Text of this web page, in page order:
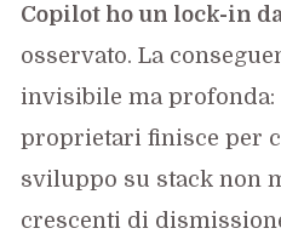
Copilot ho un lock-in
osservato. La
invisibile ma
proprietari finisce per
sviluppo su stack non
crescenti di